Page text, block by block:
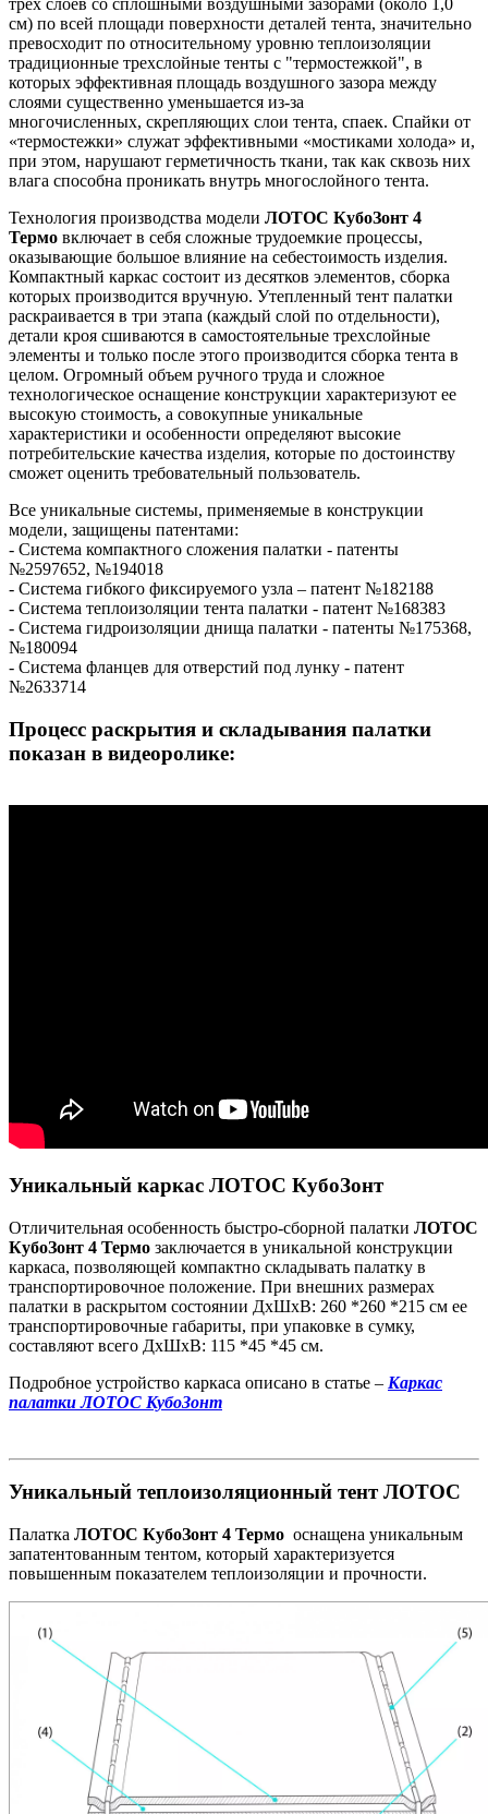
см) по всей площади поверхности деталей тента, значительно
превосходит по относительному уровню теплоизоляции
традиционные трехслойные тенты с "термостежкой", в
которых эффективная площадь воздушного зазора между
слоями существенно уменьшается из-за
многочисленных, скрепляющих слои тента, спаек. Спайки от
«термостежки» служат эффективными «мостиками холода» и,
при этом, нарушают герметичность ткани, так как сквозь них
влага способна проникать внутрь многослойного тента.
Технология производства модели ЛОТОС КубоЗонт 4
Термо включает в себя сложные трудоемкие процессы,
оказывающие большое влияние на себестоимость изделия.
Компактный каркас состоит из десятков элементов, сборка
которых производится вручную. Утепленный тент палатки
раскраивается в три этапа (каждый слой по отдельности),
детали кроя сшиваются в самостоятельные трехслойные
элементы и только после этого производится сборка тента в
целом. Огромный объем ручного труда и сложное
технологическое оснащение конструкции характеризуют ее
высокую стоимость, а совокупные уникальные
характеристики и особенности определяют высокие
потребительские качества изделия, которые по достоинству
сможет оценить требовательный пользователь.
Все уникальные системы, применяемые в конструкции
модели, защищены патентами:
- Система компактного сложения палатки - патенты
№2597652, №194018
- Система гибкого фиксируемого узла – патент №182188
- Система теплоизоляции тента палатки - патент №168383
- Система гидроизоляции днища палатки - патенты №175368,
№180094
- Система фланцев для отверстий под лунку - патент
№2633714
Процесс раскрытия и складывания палатки
показан в видеоролике:
Уникальный каркас ЛОТОС КубоЗонт
Отличительная особенность быстро-сборной палатки ЛОТОС
КубоЗонт 4 Термо заключается в уникальной конструкции
каркаса, позволяющей компактно складывать палатку в
транспортировочное положение. При внешних размерах
палатки в раскрытом состоянии ДхШхВ: 260 *260 *215 см ее
транспортировочные габариты, при упаковке в сумку,
составляют всего ДхШхВ: 115 *45 *45 см.
Подробное устройство каркаса описано в статье – Каркас
палатки ЛОТОС КубоЗонт
Уникальный теплоизоляционный тент ЛОТОС
Палатка ЛОТОС КубоЗонт 4 Термо оснащена уникальным
запатентованным тентом, который характеризуется
повышенным показателем теплоизоляции и прочности.